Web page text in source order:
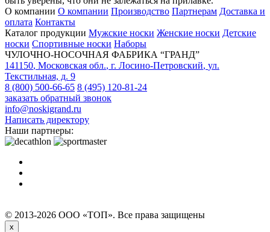
О компании О компании Производство Партнерам Доставка и
оплата Контакты
Каталог продукции Мужские носки Женские носки Детские
носки Спортивные носки Наборы
ЧУЛОЧНО-НОСОЧНАЯ ФАБРИКА “ГРАНД”
141150, Московская обл., г. Лосино-Петровский, ул.
Текстильная, д. 9
8 (800) 500-66-65 8 (495) 120-81-24
заказать обратный звонок
info@noskigrand.ru
Написать директору
Наши партнеры:
© 2013-2026 ООО «ТОП». Все права защищены
x